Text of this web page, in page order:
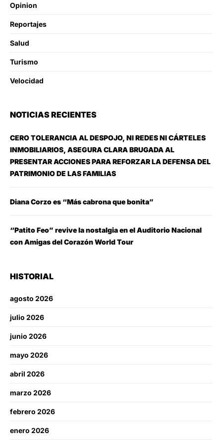
Opinion
Reportajes
Salud
Turismo
Velocidad
NOTICIAS RECIENTES
CERO TOLERANCIA AL DESPOJO, NI REDES NI CÁRTELES
INMOBILIARIOS, ASEGURA CLARA BRUGADA AL
PRESENTAR ACCIONES PARA REFORZAR LA DEFENSA DEL
PATRIMONIO DE LAS FAMILIAS
Diana Corzo es “Más cabrona que bonita”
“Patito Feo” revive la nostalgia en el Auditorio Nacional
con Amigas del Corazón World Tour
HISTORIAL
agosto 2026
julio 2026
junio 2026
mayo 2026
abril 2026
marzo 2026
febrero 2026
enero 2026